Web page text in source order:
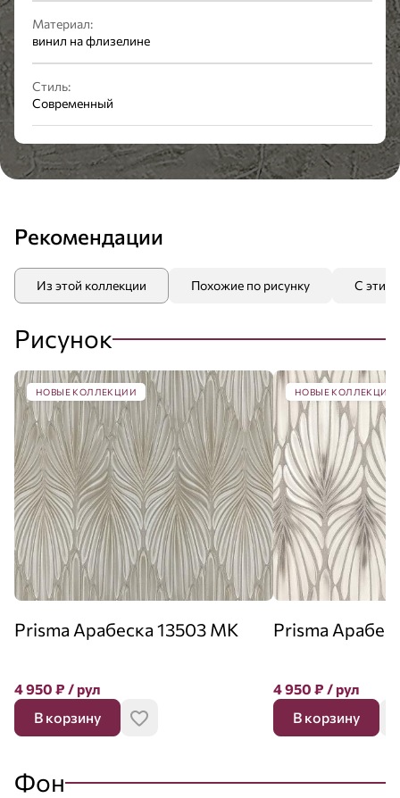
Материал:
винил на флизелине
Стиль:
Современный
Рекомендации
Из этой коллекции Похожие по рисунку С этим
Рисунок
НОВЫЕ КОЛЛЕКЦИИ
Prisma Арабеска 13503 MK
4 950 ₽ / рул
В корзину
НОВЫЕ КОЛЛЕКЦИИ
Prisma
4 950 ₽ / рул
В корзину
Фон